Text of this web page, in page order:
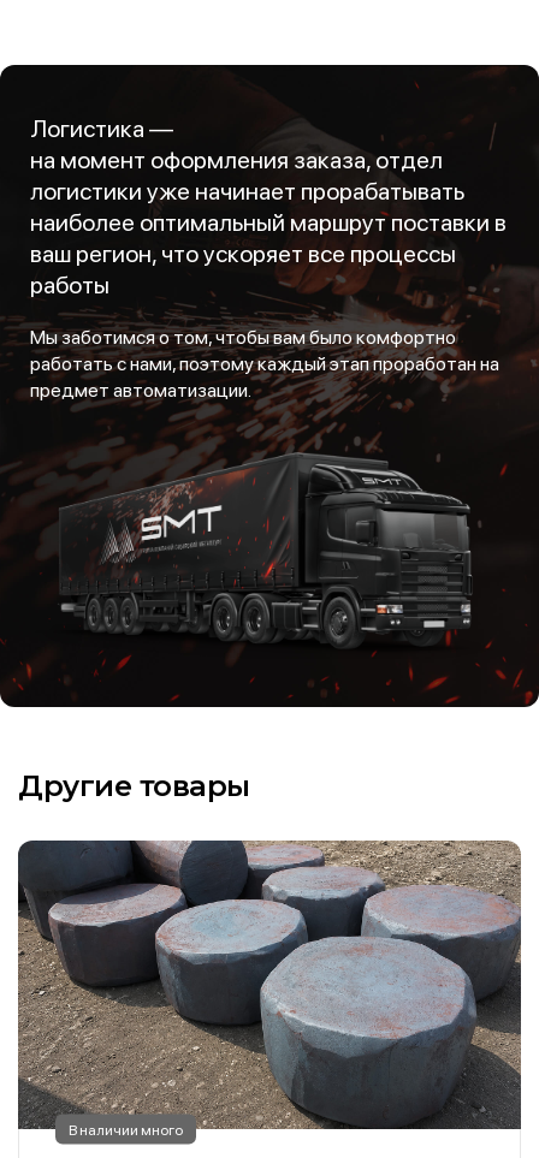
Логистика —
на момент оформления заказа, отдел
логистики уже начинает прорабатывать
наиболее оптимальный маршрут поставки в
ваш регион, что ускоряет все процессы
работы
Мы заботимся о том, чтобы вам было комфортно
работать с нами, поэтому каждый этап проработан на
предмет автоматизации.
Другие товары
В наличии много